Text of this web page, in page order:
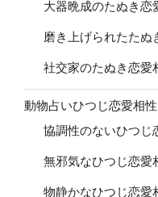
大器晩成のたぬき恋
磨き上げられたたぬ
社交家のたぬき恋愛
動物占いひつじ恋愛相性
協調性のないひつじ
無邪気なひつじ恋愛
物静かなひつじ恋愛